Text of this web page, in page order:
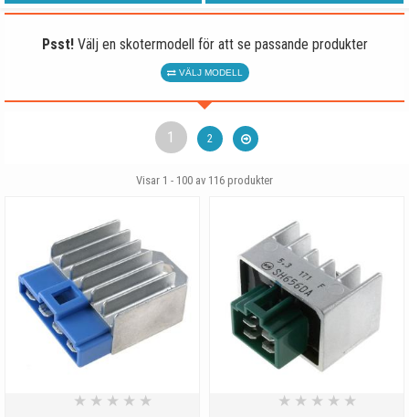
Psst!Välj en skotermodell för att se passande produkter
VÄLJ MODELL
1 2
Visar 1 - 100 av 116 produkter
★ ★ ★ ★ ★ ★ ★ ★ ★ ★